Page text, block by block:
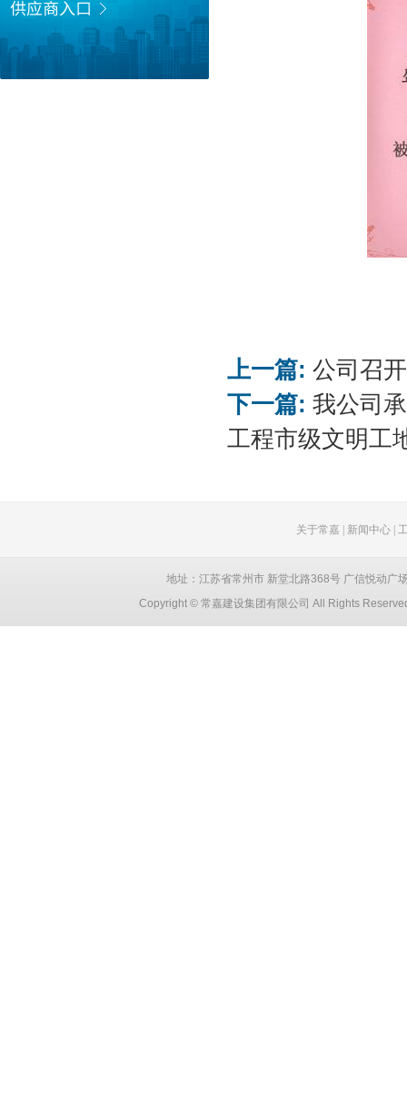
上一篇: 公司召
下一篇: 我公司
工程市级文明工
关于常嘉 新闻中心
地址：江苏省常州市 新堂北路368号 广信悦动
Copyright © 常嘉建设集团有限公司 All Rights